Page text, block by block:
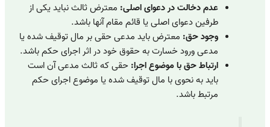
عدم دخالت در دعوای اصلی: معترض ثالث نباید یکی از
طرفین دعوای اصلی یا قائم مقام آنها باشد.
وجود حق: معترض باید مدعی حقی بر مال توقیف شده یا
مدعی ورود خسارت به حقوق خود در اثر اجرای حکم باشد.
ارتباط حق با موضوع اجرا: حقی که ثالث مدعی آن است
باید به نحوی با مال توقیف شده یا موضوع اجرای حکم
مرتبط باشد.